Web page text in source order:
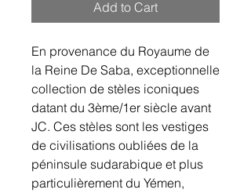
Add to Cart
En provenance du Royaume de
la Reine De Saba, exceptionnelle
collection de stèles iconiques
datant du 3ème/1er siècle avant
JC. Ces stèles sont les vestiges
de civilisations oubliées de la
péninsule sudarabique et plus
particulièrement du Yémen,